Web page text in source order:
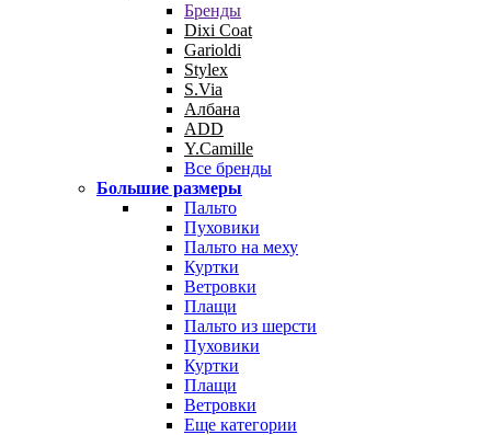
Бренды
Dixi Coat
Garioldi
Stylex
S.Via
Албана
ADD
Y.Camille
Все бренды
Большие размеры
Пальто
Пуховики
Пальто на меху
Куртки
Ветровки
Плащи
Пальто из шерсти
Пуховики
Куртки
Плащи
Ветровки
Еще категории